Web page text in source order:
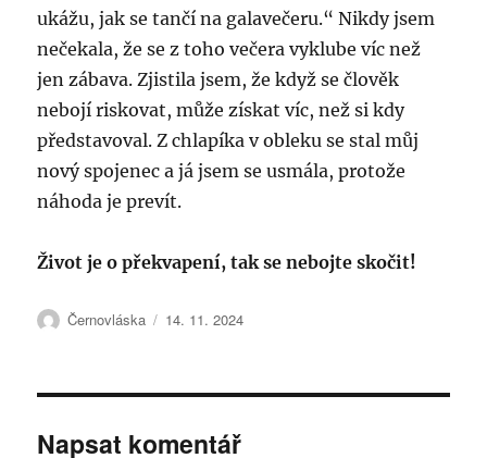
ukážu, jak se tančí na galavečeru.“ Nikdy jsem
nečekala, že se z toho večera vyklube víc než
jen zábava. Zjistila jsem, že když se člověk
nebojí riskovat, může získat víc, než si kdy
představoval. Z chlapíka v obleku se stal můj
nový spojenec a já jsem se usmála, protože
náhoda je prevít.
Život je o překvapení, tak se nebojte skočit!
Autor:
Černovláska Publikováno:
14. 11. 2024
Napsat komentář